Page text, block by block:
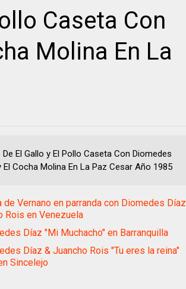
Caseta Con
Molina En La
De El Gallo y El Pollo Caseta Con Diomedes
El Cocha Molina En La Paz Cesar Año 1985
de Vernano en parranda con Diomedes Díaz
Rois en Venezuela
Díaz "Mi Muchacho" en Barranquilla
Díaz & Juancho Rois "Tu eres la reina"
Sincelejo